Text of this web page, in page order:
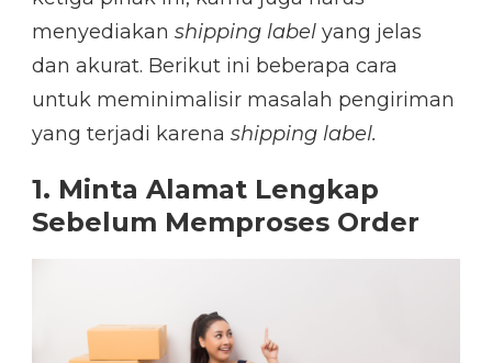
menyediakan shipping label yang jelas
dan akurat. Berikut ini beberapa cara
untuk meminimalisir masalah pengiriman
yang terjadi karena shipping label.
1. Minta Alamat Lengkap
Sebelum Memproses Order